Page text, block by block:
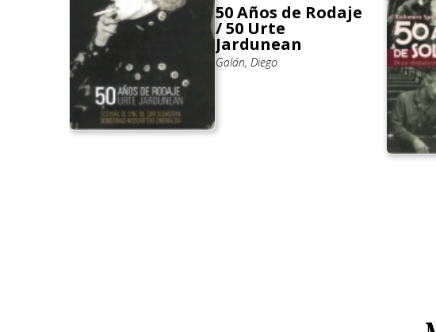
50 Años de Rodaje
/ 50 Urte
Jardunean
Galán, Diego